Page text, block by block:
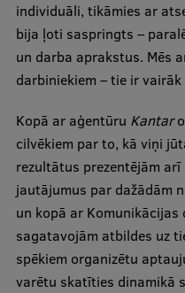
Profesionālās
ESF kvalifikācijas
Pedagoģiskās
Kvalifikācijas
Pētniecība
Zinātniskie institūti
individuāli, tikāmies ar
bija ļoti saspringts –
un darba aprakstus. Mēs
darbiniekiem – tie ir
Kopā ar aģentūru Kantar
cilvēkiem par to, kā viņi
rezultātus prezentējām arī
jautājumus par dažādām
un kopā ar
sagatavojām atbildes uz
spēkiem organizētu
varētu skatīties dinamikā